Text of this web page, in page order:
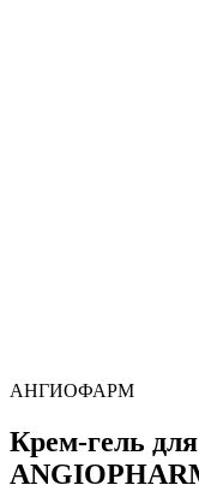
АНГИОФАРМ
Крем-гель